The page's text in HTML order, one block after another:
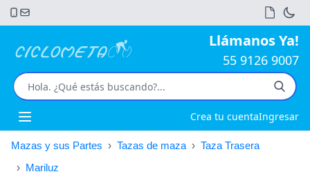
Llámanos Ya!
55 9126 9007
Open main menu Crea tu cuentaIngresar
Mazas y sus Partes › Tazas de maza › Taza Trasera
› Mariluz